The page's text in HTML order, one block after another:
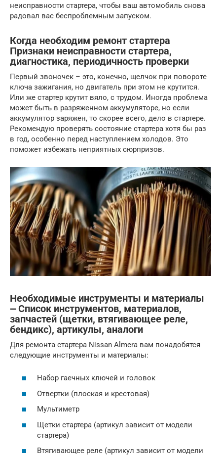
неисправности стартера, чтобы ваш автомобиль снова
радовал вас беспроблемным запуском.
Когда необходим ремонт стартера
Признаки неисправности стартера,
диагностика, периодичность проверки
Первый звоночек – это, конечно, щелчок при повороте
ключа зажигания, но двигатель при этом не крутится.
Или же стартер крутит вяло, с трудом. Иногда проблема
может быть в разряженном аккумуляторе, но если
аккумулятор заряжен, то скорее всего, дело в стартере.
Рекомендую проверять состояние стартера хотя бы раз
в год, особенно перед наступлением холодов. Это
поможет избежать неприятных сюрпризов.
Необходимые инструменты и материалы
౼ Список инструментов, материалов,
запчастей (щетки, втягивающее реле,
бендикс), артикулы, аналоги
Для ремонта стартера Nissan Almera вам понадобятся
следующие инструменты и материалы:
Набор гаечных ключей и головок
Отвертки (плоская и крестовая)
Мультиметр
Щетки стартера (артикул зависит от модели
стартера)
Втягивающее реле (артикул зависит от модели